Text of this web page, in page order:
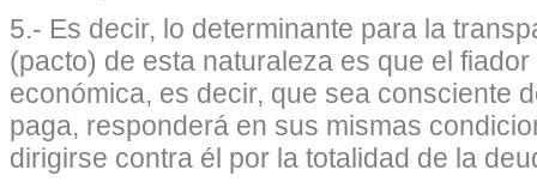
5.- Es decir, lo determinante para la
(pacto) de esta naturaleza es que el
económica, es decir, que sea consciente
paga, responderá en sus mismas
dirigirse contra él por la totalidad de la